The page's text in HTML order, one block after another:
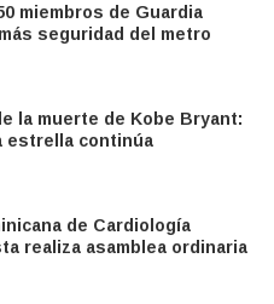
miembros de Guardia
seguridad del metro
la muerte de Kobe Bryant:
estrella continúa
de Cardiología
realiza asamblea ordinaria